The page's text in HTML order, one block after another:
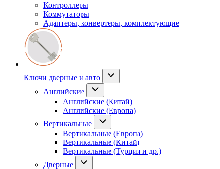
Контроллеры
Коммутаторы
Адаптеры, конвертеры, комплектующие
Ключи дверные и авто
Английские
Английские (Китай)
Английские (Европа)
Вертикальные
Вертикальные (Европа)
Вертикальные (Китай)
Вертикальные (Турция и др.)
Дверные